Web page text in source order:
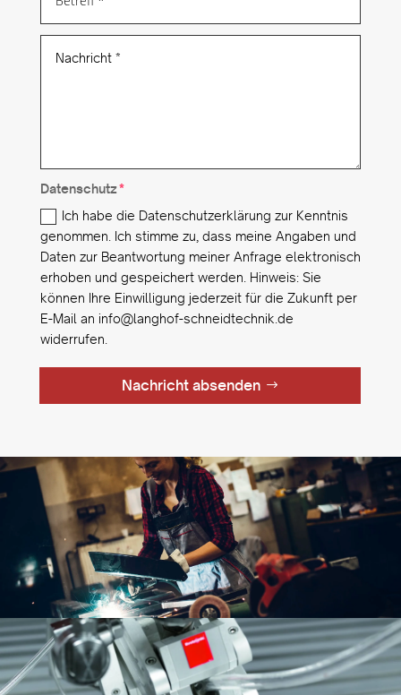
Datenschutz
Ich habe die Datenschutzerklärung zur Kenntnis
genommen. Ich stimme zu, dass meine Angaben und
Daten zur Beantwortung meiner Anfrage elektronisch
erhoben und gespeichert werden. Hinweis: Sie
können Ihre Einwilligung jederzeit für die Zukunft per
E-Mail an info@langhof-schneidtechnik.de
widerrufen.
Nachricht absenden